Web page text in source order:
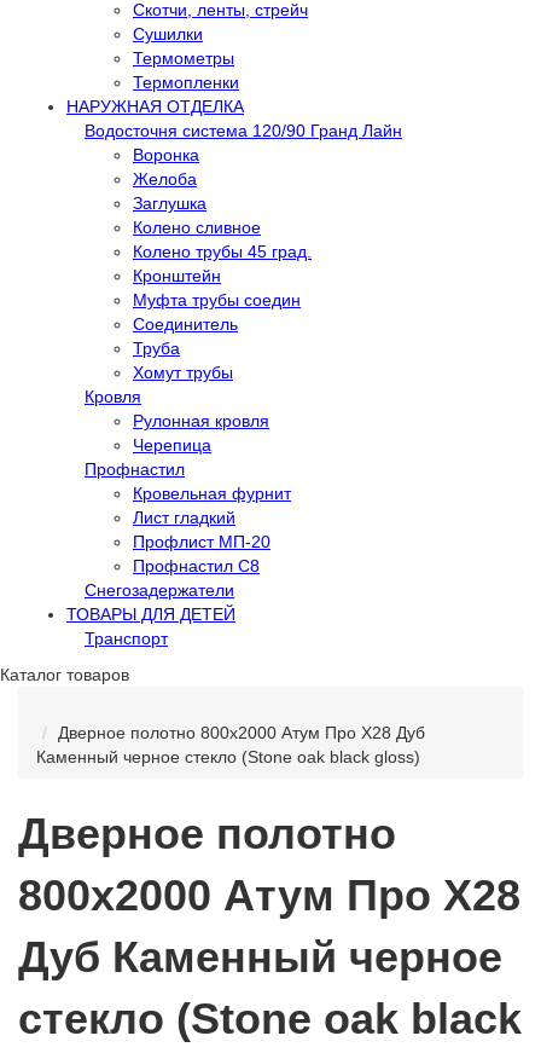
Скотчи, ленты, стрейч
Сушилки
Термометры
Термопленки
НАРУЖНАЯ ОТДЕЛКА
Водосточня система 120/90 Гранд Лайн
Воронка
Желоба
Заглушка
Колено сливное
Колено трубы 45 град.
Кронштейн
Муфта трубы соедин
Соединитель
Труба
Хомут трубы
Кровля
Рулонная кровля
Черепица
Профнастил
Кровельная фурнит
Лист гладкий
Профлист МП-20
Профнастил С8
Снегозадержатели
ТОВАРЫ ДЛЯ ДЕТЕЙ
Транспорт
Каталог товаров
Дверное полотно 800x2000 Атум Про Х28 Дуб
Каменный черное стекло (Stone oak black gloss)
Дверное полотно
800x2000 Атум Про Х28
Дуб Каменный черное
стекло (Stone oak black